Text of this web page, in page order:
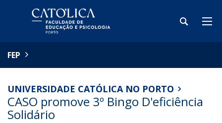
FEP
UNIVERSIDADE CATÓLICA NO PORTO
CASO promove 3º Bingo D'eficiência
Solidário